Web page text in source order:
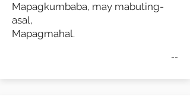
Mapagkumbaba, may mabuting-
asal,
Mapagmahal.
--